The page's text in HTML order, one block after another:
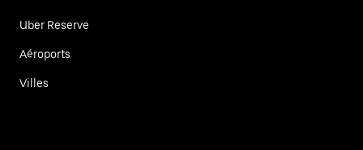
Uber Reserve
Aéroports
Villes